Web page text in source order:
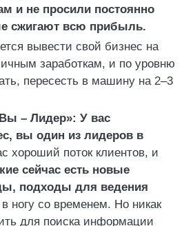
и не просили постоянно
сжигают всю прибыль.
вывести свой бизнес на
заработкам, и по уровню
пересесть в машину на 2–3
– Лидер»: У вас
вы один из лидеров в
хороший поток клиентов, и
сейчас есть новые
подходы для ведения
ногу со временем. Но никак
для поиска информации